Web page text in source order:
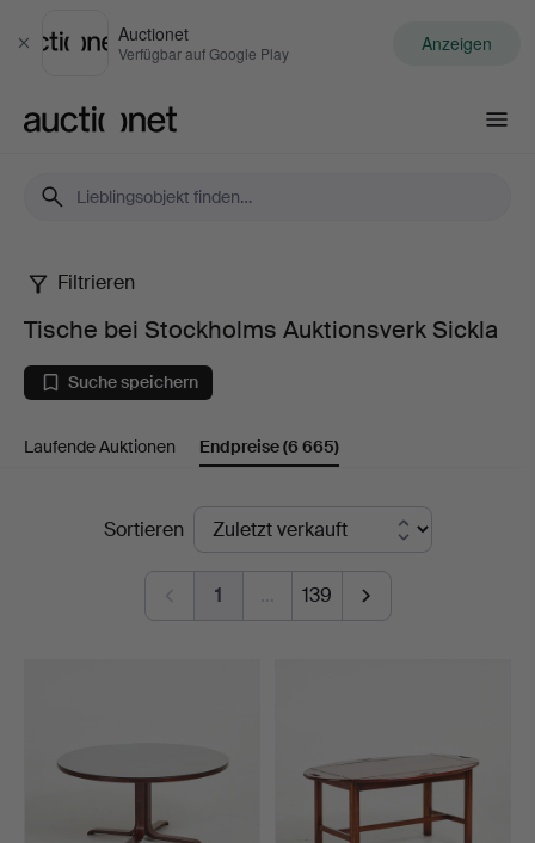
Schließen
Auctionet
Verfügbar auf Google Play Anzeigen
Tische
bei
Stockholms
Auktionsverk
Sickla
Filtrieren
Tische bei Stockholms Auktionsverk Sickla
Suche speichern
Laufende Auktionen Endpreise(6 665)
EndpreiseSortieren
1 … 139